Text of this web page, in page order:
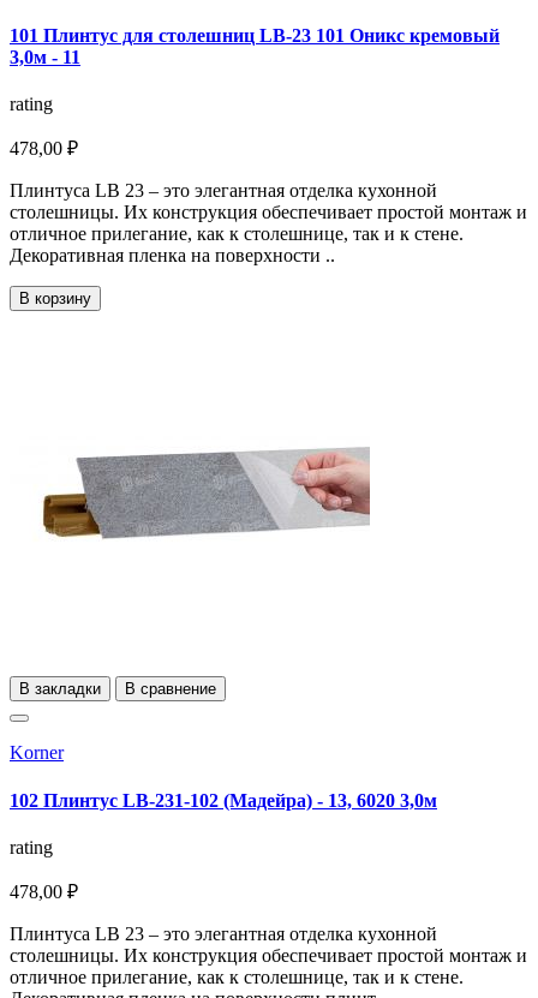
101 Плинтус для столешниц LB-23 101 Оникс кремовый
3,0м - 11
rating
478,00 ₽
Плинтуса LB 23 – это элегантная отделка кухонной
столешницы. Их конструкция обеспечивает простой монтаж и
отличное прилегание, как к столешнице, так и к стене.
Декоративная пленка на поверхности ..
В корзину
В закладки В сравнение
Korner
102 Плинтус LB-231-102 (Мадейра) - 13, 6020 3,0м
rating
478,00 ₽
Плинтуса LB 23 – это элегантная отделка кухонной
столешницы. Их конструкция обеспечивает простой монтаж и
отличное прилегание, как к столешнице, так и к стене.